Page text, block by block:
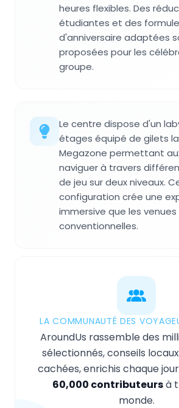
heures flexibles. Des
étudiantes et des
d'anniversaire adaptées
proposées pour les
groupe.
Le centre dispose d'un
étages équipé de gilets
Megazone permettant
naviguer à travers
de jeu sur deux niveaux.
configuration crée une
immersive que les venues
conventionnelles.
LA COMMUNAUTÉ DES
AroundUs rassemble des
sélectionnés, conseils
cachées, enrichis chaque
60,000 contributeursà
monde.